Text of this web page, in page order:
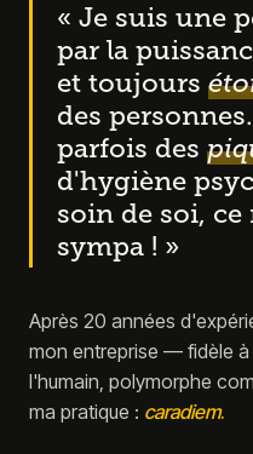
« Je suis une
par la
et toujours
des
parfois des
d'hygiène
soin de soi,
sympa ! »
Après 20 années
mon entreprise — fidèle
l'humain, polymorphe
ma pratique : caradiem.